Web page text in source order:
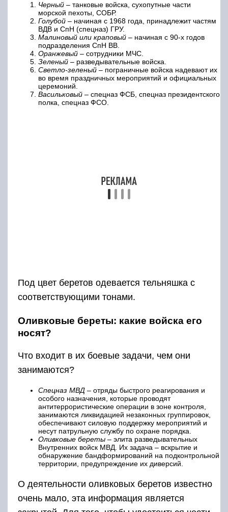
Черный – танковые войска, сухопутные части
морской пехоты, СОБР.
Голубой – начиная с 1968 года, принадлежит частям
ВДВ и СпН (спецназ) ГРУ.
Малиновый или краповый – начиная с 90-х годов
подразделения СпН ВВ.
Оранжевый – сотрудники МЧС.
Зеленый – разведывательные войска.
Светло-зеленый – пограничные войска надевают их
во время праздничных мероприятий и официальных
церемоний.
Васильковый – спецназ ФСБ, спецназ президентского
полка, спецназ ФСО.
Под цвет беретов одевается тельняшка с
соответствующими тонами.
Оливковые береты: какие войска его
носят?
Что входит в их боевые задачи, чем они
занимаются?
Спецназ МВД – отряды быстрого реагирования и
особого назначения, которые проводят
антитеррористические операции в зоне контроля,
занимаются ликвидацией незаконных группировок,
обеспечивают силовую поддержку мероприятий и
несут патрульную службу по охране порядка.
Оливковые береты – элита разведывательных
Внутренних войск МВД. Их задача – вскрытие и
обнаружение бандформирований на подконтрольной
территории, предупреждение их диверсий.
О деятельности оливковых беретов известно
очень мало, эта информация является